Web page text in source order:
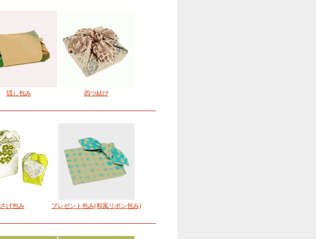
隠し包み 四つ結び
さげ包み プレゼント包み(和風リボン包み)